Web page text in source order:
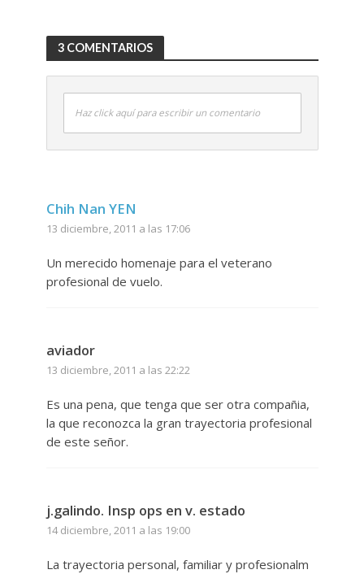
3 COMENTARIOS
Haz click aquí para escribir un comentario
Chih Nan YEN
13 diciembre, 2011 a las 17:06
Un merecido homenaje para el veterano
profesional de vuelo.
aviador
13 diciembre, 2011 a las 22:22
Es una pena, que tenga que ser otra compañia,
la que reconozca la gran trayectoria profesional
de este señor.
j.galindo. Insp ops en v. estado
14 diciembre, 2011 a las 19:00
La trayectoria personal, familiar y profesionalm